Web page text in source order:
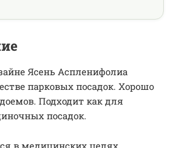
Ясень Аспленифолиа
парковых посадок. Хорошо
Подходит как для
посадок.
в медицинских целях.